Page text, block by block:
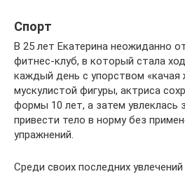
Спорт
В 25 лет Екатерина неожиданно
фитнес-клуб, в который стала
каждый день с упорством
мускулистой фигуры, актриса
формы 10 лет, а затем увлеклась
привести тело в норму без
упражнений.
Среди своих последних